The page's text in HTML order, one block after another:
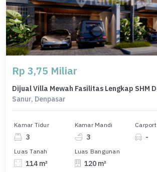
Rp 3,75 Miliar
Sanur, Denpasar
Kamar Tidur
3
Kamar Mandi
3
Carport
-
Luas Tanah
114 m²
Luas Bangunan
120 m²